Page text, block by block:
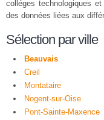
colléges technologiques
des données liées aux
Sélection par ville
Beauvais
Creil
Montataire
Nogent-sur-Oise
Pont-Sainte-Maxence